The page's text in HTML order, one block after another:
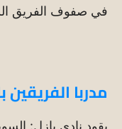
في صفوف الفريق
مدربا
يقود نادي بازل: